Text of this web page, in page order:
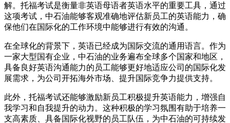
解。托福考试是衡量非英语母语者英语水平的重要工具，通过
这项考试，中石油能够客观准确地评估新员工的英语能力，确
保他们在国际化的工作环境中能够进行有效的沟通。
在全球化的背景下，英语已经成为国际交流的通用语言。作为
一家大型国有企业，中石油的业务遍布全球多个国家和地区，
具备良好英语沟通能力的员工能够更好地适应公司的国际化发
展需求，为公司开拓海外市场、提升国际竞争力提供支持。
此外，托福考试还能够激励新员工积极提升英语能力，增强自
我学习和自我提升的动力。这种积极的学习氛围有助于培养一
支高素质、具备国际化视野的员工队伍，为中石油的可持续发